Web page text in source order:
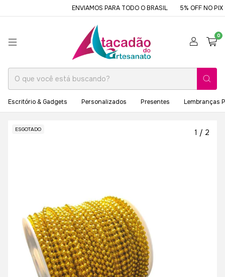
ENVIAMOS PARA TODO O BRASIL 5% OFF NO PIX
0
Escritório & Gadgets Personalizados Presentes Lembranças
ESGOTADO 1 / 2